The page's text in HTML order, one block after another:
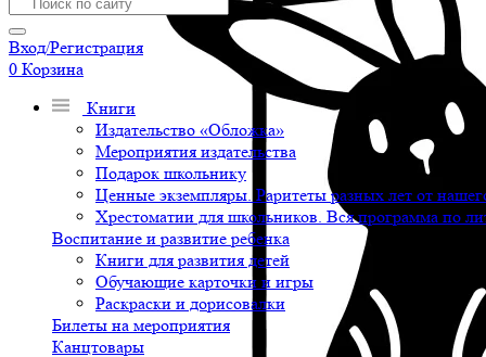
Вход/Регистрация
0 Корзина
Книги
Издательство «Обложка»
Мероприятия издательства
Подарок школьнику
Ценные экземпляры. Раритеты разных лет от
Хрестоматии для школьников. Вся программа по
Воспитание и развитие ребенка
Книги для развития детей
Обучающие карточки и игры
Раскраски и дорисовалки
Билеты на мероприятия
Канцтовары